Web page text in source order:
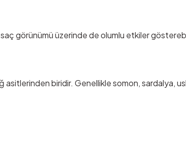
saç görünümü üzerinde de olumlu etkiler
biridir. Genellikle somon, sardalya,